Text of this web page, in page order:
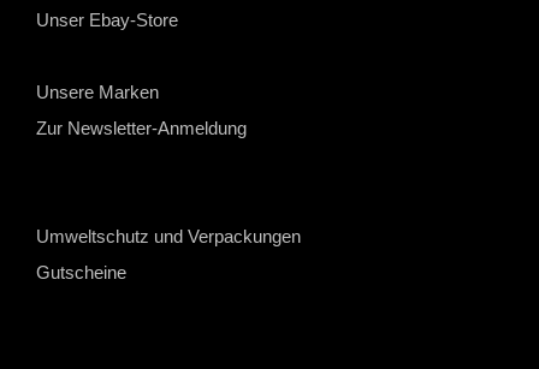
Unser Ebay-Store
Unsere Marken
Zur Newsletter-Anmeldung
Umweltschutz und Verpackungen
Gutscheine